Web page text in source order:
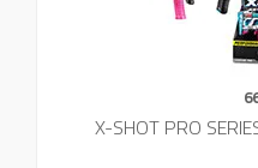
X-SHOT PRO